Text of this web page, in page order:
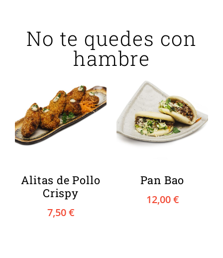
No te quedes con
hambre
Alitas de Pollo
Crispy
7,50€
Pan Bao
12,00€